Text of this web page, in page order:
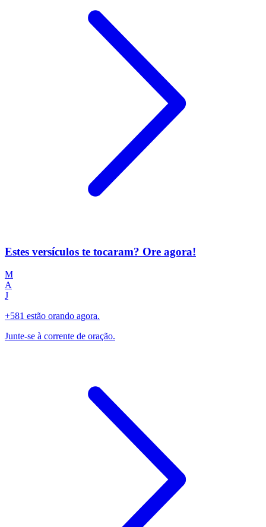
Estes versículos te tocaram? Ore agora!
M
A
J
+581 estão orando agora.
Junte-se à corrente de oração.